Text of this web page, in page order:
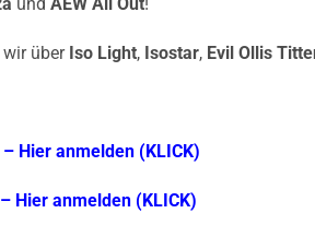
undAEW All Out!
über Iso Light, Isostar, Evil Ollis
Hier anmelden (KLICK)
Hier anmelden (KLICK)